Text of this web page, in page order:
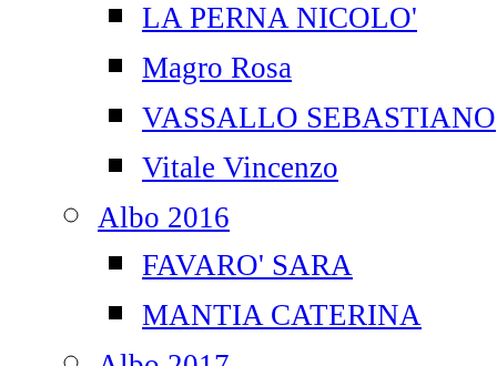
LA PERNA NICOLO'
Magro Rosa
VASSALLO SEBASTIANO
Vitale Vincenzo
Albo 2016
FAVARO' SARA
MANTIA CATERINA